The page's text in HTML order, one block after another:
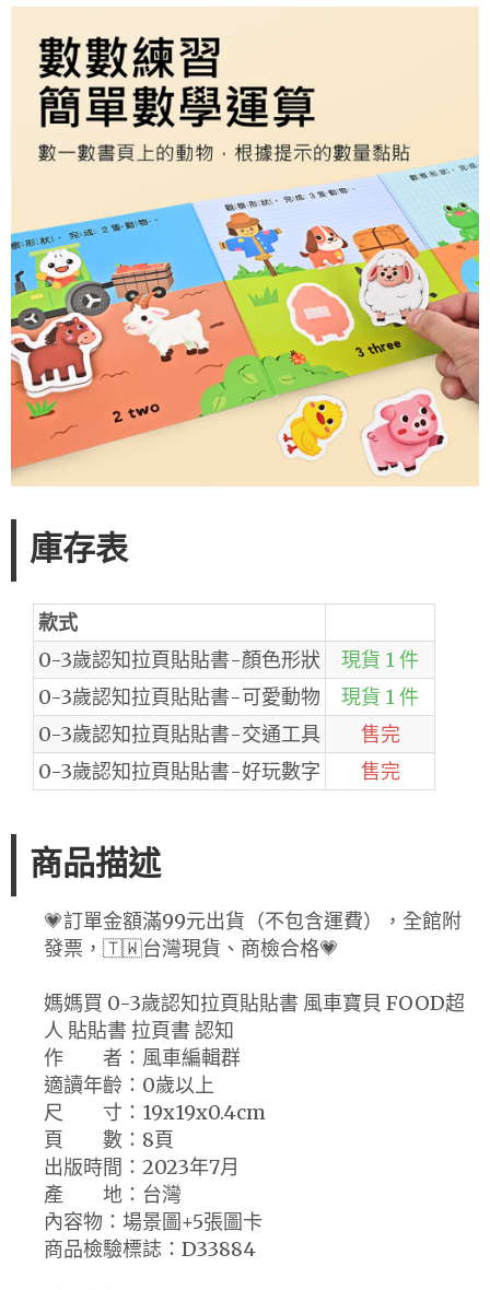
庫存表
款式
0-3歲認知拉頁貼貼書-顏色形狀
現貨 1 件
0-3歲認知拉頁貼貼書-可愛動物
現貨 1 件
0-3歲認知拉頁貼貼書-交通工具
售完
0-3歲認知拉頁貼貼書-好玩數字
售完
商品描述
💗訂單金額滿99元出貨（不包含運費），全館附
發票，🇹🇼台灣現貨、商檢合格💗
媽媽買 0-3歲認知拉頁貼貼書 風車寶貝 FOOD超
人 貼貼書 拉頁書 認知
作 者：風車編輯群
適讀年齡：0歲以上
尺 寸：19x19x0.4cm
頁 數：8頁
出版時間：2023年7月
產 地：台灣
內容物：場景圖+5張圖卡
商品檢驗標誌：D33884